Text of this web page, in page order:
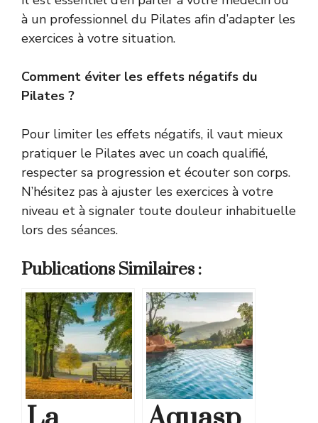
à un professionnel du Pilates afin d’adapter les
exercices à votre situation.
Comment éviter les effets négatifs du
Pilates ?
Pour limiter les effets négatifs, il vaut mieux
pratiquer le Pilates avec un coach qualifié,
respecter sa progression et écouter son corps.
N’hésitez pas à ajuster les exercices à votre
niveau et à signaler toute douleur inhabituelle
lors des séances.
Publications Similaires :